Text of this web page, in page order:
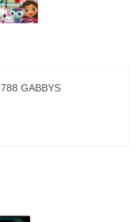
GABBYS